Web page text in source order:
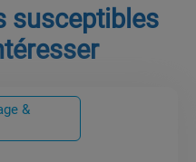
susceptibles
&